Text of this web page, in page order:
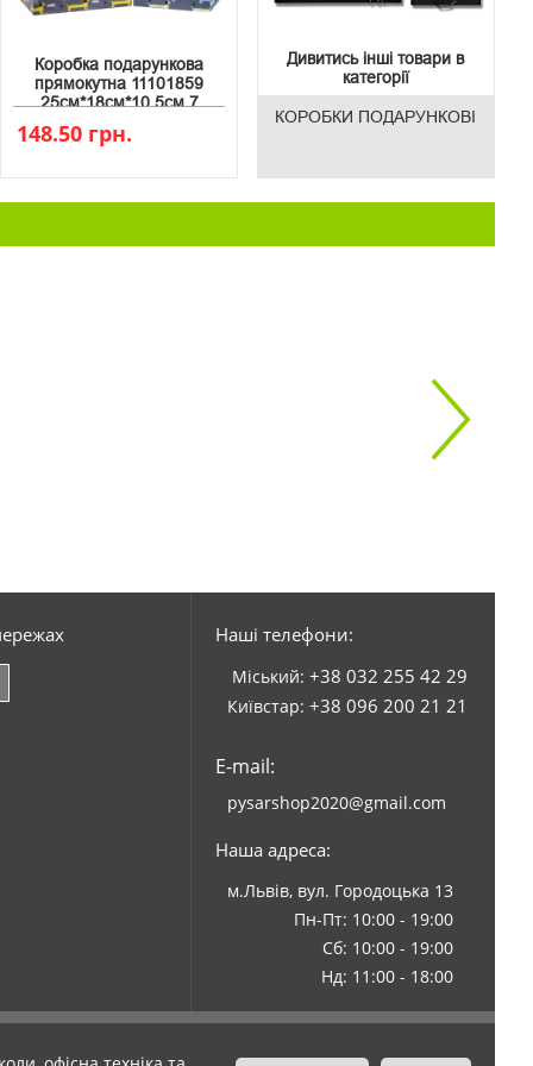
Коробка подарункова
прямокутна 11101859
25см*18см*10.5см 7
148.50 грн.
Дивитись інші товари в
категорії
КОРОБКИ ПОДАРУНКОВІ
Наші телефони:
Міський: +38 032 255 42 29
Київстар: +38 096 200 21 21
E-mail:
pysarshop2020@gmail.com
Наша адреса:
м.Львів, вул. Городоцька 13
Пн-Пт: 10:00 - 19:00
Сб: 10:00 - 19:00
Нд: 11:00 - 18:00